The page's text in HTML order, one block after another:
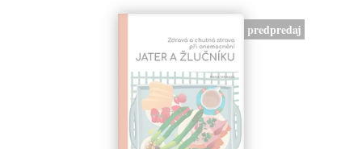
predpredaj